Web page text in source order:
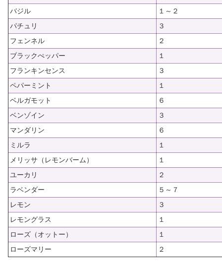
バジル
１～２
パチュリ
３
フェンネル
２
ブラックぺッパー
１
フランキンセンス
３
ペパーミント
１
ベルガモット
６
ベンゾイン
３
マンダリン
６
ミルラ
１
メリッサ（レモンバーム）
１
ユーカリ
２
ラベンダー
５～７
レモン
３
レモングラス
１
ローズ（オットー）
１
ローズマリー
２